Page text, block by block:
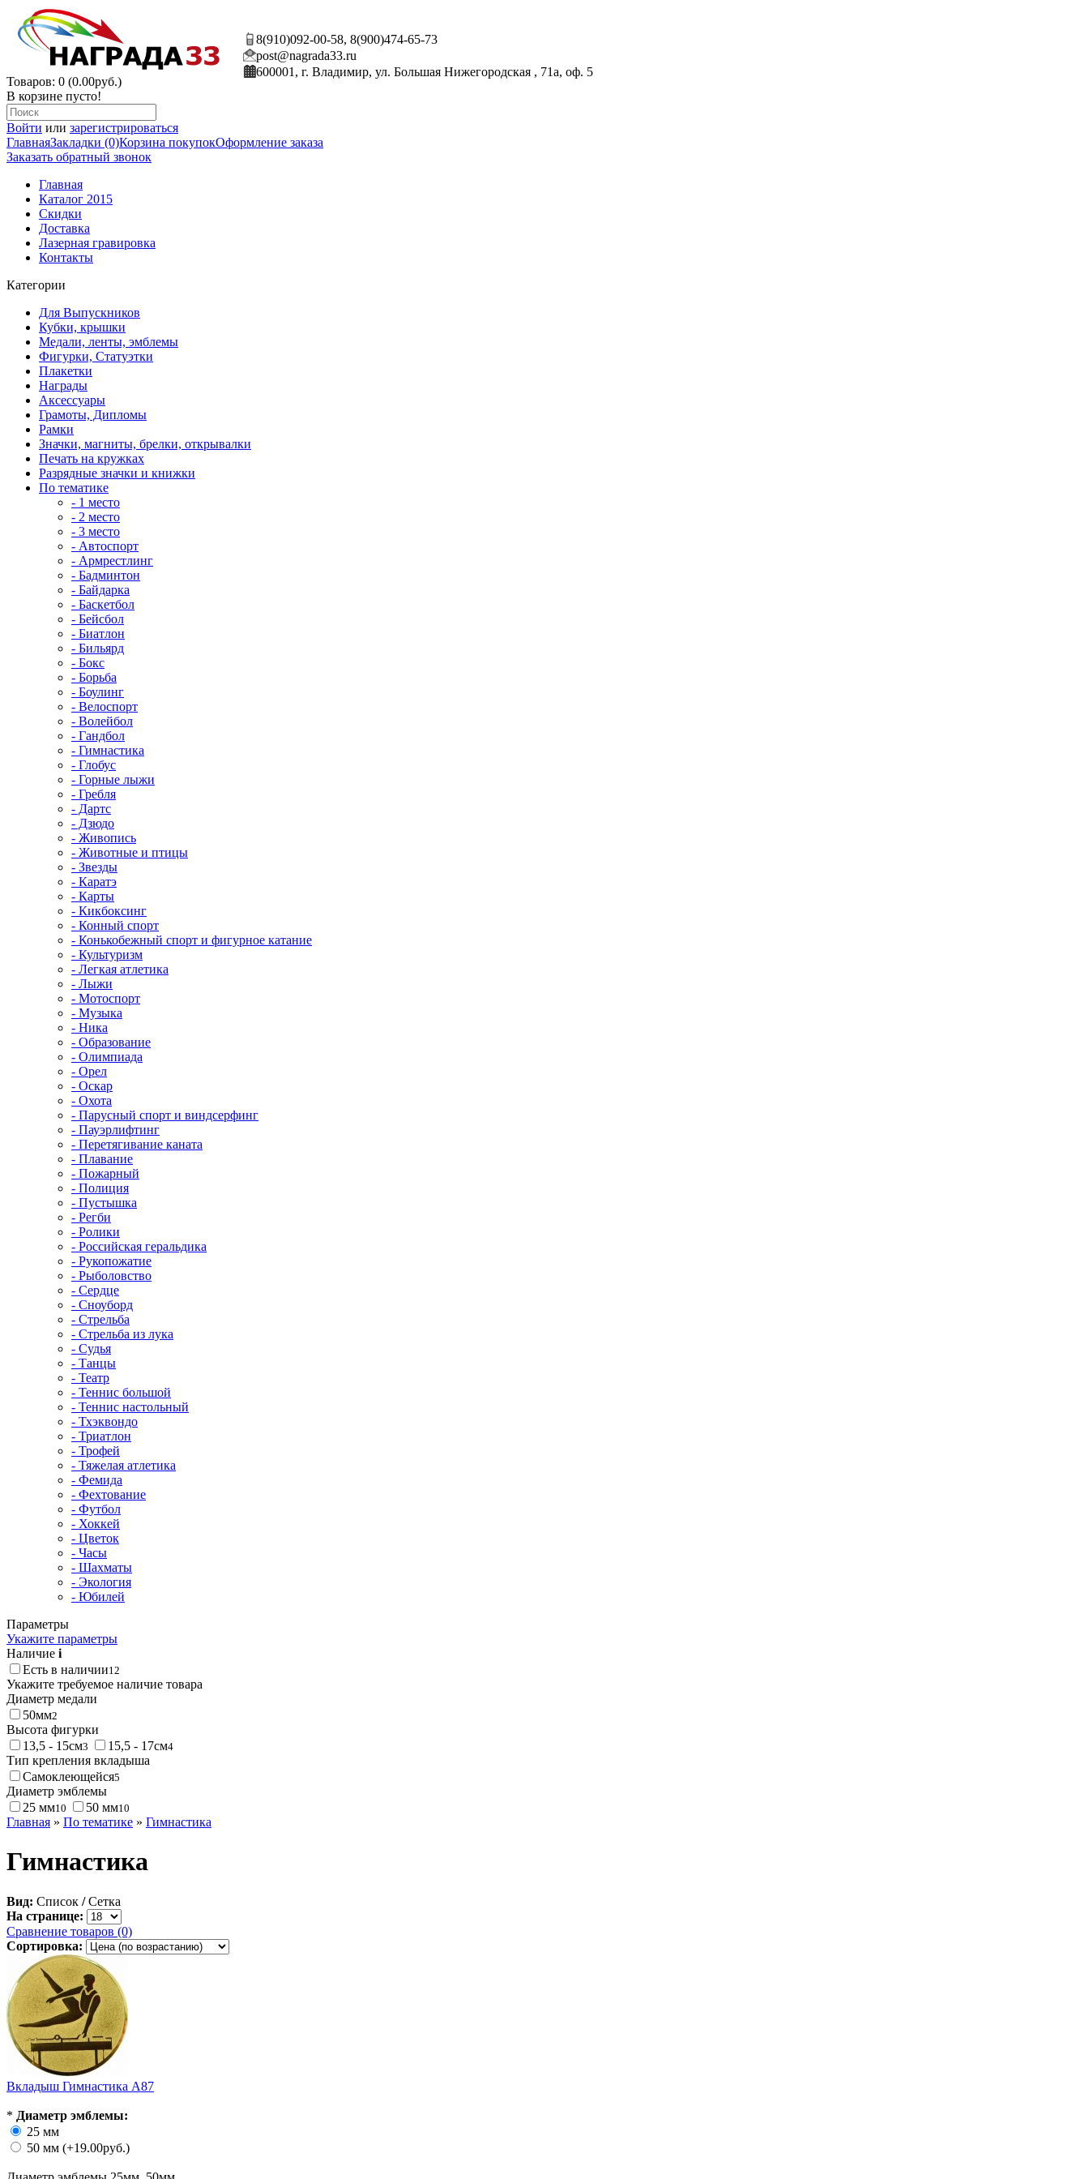
8(910)092-00-58, 8(900)474-65-73
post@nagrada33.ru
600001, г. Владимир, ул. Большая Нижегородская , 71а, оф. 5
Товаров: 0 (0.00руб.)
В корзине пусто!
Войти или зарегистрироваться
ГлавнаяЗакладки (0)Корзина покупокОформление заказа
Заказать обратный звонок
Главная
Каталог 2015
Скидки
Доставка
Лазерная гравировка
Контакты
Категории
Для Выпускников
Кубки, крышки
Медали, ленты, эмблемы
Фигурки, Статуэтки
Плакетки
Награды
Аксессуары
Грамоты, Дипломы
Рамки
Значки, магниты, брелки, открывалки
Печать на кружках
Разрядные значки и книжки
По тематике
- 1 место
- 2 место
- 3 место
- Автоспорт
- Армрестлинг
- Бадминтон
- Байдарка
- Баскетбол
- Бейсбол
- Биатлон
- Бильярд
- Бокс
- Борьба
- Боулинг
- Велоспорт
- Волейбол
- Гандбол
- Гимнастика
- Глобус
- Горные лыжи
- Гребля
- Дартс
- Дзюдо
- Живопись
- Животные и птицы
- Звезды
- Каратэ
- Карты
- Кикбоксинг
- Конный спорт
- Конькобежный спорт и фигурное катание
- Культуризм
- Легкая атлетика
- Лыжи
- Мотоспорт
- Музыка
- Ника
- Образование
- Олимпиада
- Орел
- Оскар
- Охота
- Парусный спорт и виндсерфинг
- Пауэрлифтинг
- Перетягивание каната
- Плавание
- Пожарный
- Полиция
- Пустышка
- Регби
- Ролики
- Российская геральдика
- Рукопожатие
- Рыболовство
- Сердце
- Сноуборд
- Стрельба
- Стрельба из лука
- Судья
- Танцы
- Театр
- Теннис большой
- Теннис настольный
- Тхэквондо
- Триатлон
- Трофей
- Тяжелая атлетика
- Фемида
- Фехтование
- Футбол
- Хоккей
- Цветок
- Часы
- Шахматы
- Экология
- Юбилей
Параметры
Укажите параметры
Наличие i
Есть в наличии12
Укажите требуемое наличие товара
Диаметр медали
50мм2
Высота фигурки
13,5 - 15см3 15,5 - 17см4
Тип крепления вкладыша
Самоклеющейся5
Диаметр эмблемы
25 мм10 50 мм10
Главная » По тематике » Гимнастика
Гимнастика
Вид: Список / Сетка
На странице:
Сравнение товаров (0)
Сортировка:
Вкладыш Гимнастика A87
* Диаметр эмблемы:
25 мм
50 мм (+19.00руб.)